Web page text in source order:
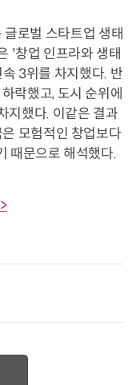
로벌 스타트업 생태
'창업 인프라와 생태
3위를 차지했다. 반
락했고, 도시 순위에
지했다. 이같은 결과
모험적인 창업보다
때문으로 해석했다.